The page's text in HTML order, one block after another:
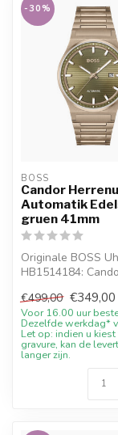
-30%
BOSS
Candor
Automatik
gruen 41mm
Originale BOSS
HB1514184:
Edelstahl gruen
€499,00 €349,00
Voor 16.00 uur
Dezelfde werkdag*
Let op: indien u kiest
gravure, kan de
langer zijn.